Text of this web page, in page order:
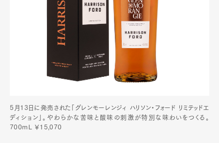
5月13日に発売された「グレンモーレンジィ ハリソン・フォード リミテッドエ
ディション」。やわらかな苦味と酸味の刺激が特別な味わいをつくる。
700mL ￥15,070